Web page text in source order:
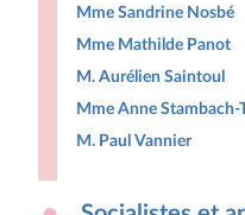
Mme Sandrine Nosbé
Mme Mathilde Panot
M. Aurélien Saintoul
Mme Anne Stambach-
M. Paul Vannier